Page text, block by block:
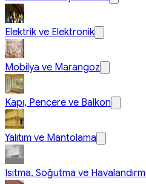
Elektrik ve Elektronik
Mobilya ve Marangoz
Kapı, Pencere ve Balkon
Yalıtım ve Mantolama
Isıtma, Soğutma ve